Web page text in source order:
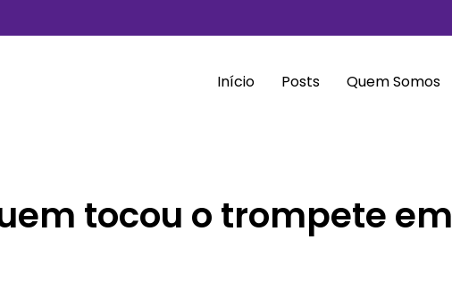
Início Posts Quem Somos
tocou o trompete em